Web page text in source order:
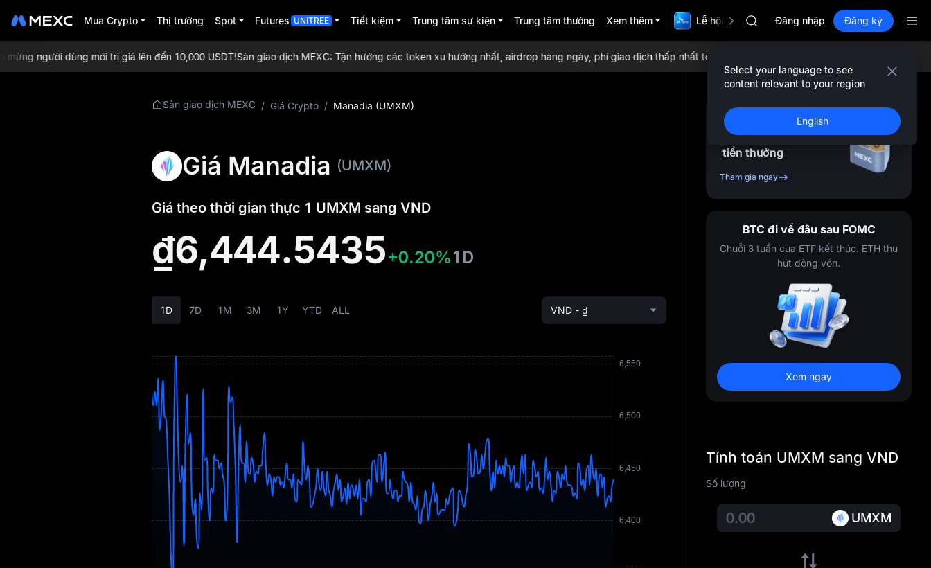
Mua Crypto Thị trường Spot Futures UNITREE Tiết kiệm Trung tâm sự kiện Trung tâm thưởng Xem thêm Lễ hội TradFi $1,000,000
SPCX
SKYAI
ACE
Unitree Future chính thức ra mắt
Đăng nhập Đăng ký
Select your language to see
content relevant to your region
English
người dùng mới trị giá lên đến 10,000 USDT!Sàn giao dịch MEXC: Tận hưởng các token xu hướng nhất, airdrop hàng ngày, phí giao dịch thấp nhất toàn cầu và thanh khoản vượt trội!
Sàn giao dịch MEXC / Giá Crypto / Manadia (UMXM)
Giá Manadia (UMXM)
Giá theo thời gian thực 1 UMXM sang VND
₫6,444.5435+0.20%1D
1D 7D 1M 3M 1Y YTD ALL VND - ₫
Đăng ký & nhận lên
đến 10,000USDT
tiền thưởng
Tham gia ngay
BTC đi về đâu sau FOMC
Chuỗi 3 tuần của ETF kết thúc. ETH thu
hút dòng vốn.
Xem ngay
Tính toán UMXM sang VND
Số lượng
UMXM